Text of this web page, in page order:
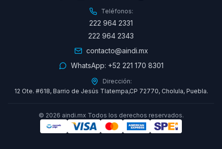
Teléfonos:
222 964 2331
222 964 2343
contacto@aindi.mx
WhatsApp: +52 221 170 8301
Dirección:
12 Ote. #618, Barrio de Jesús Tlatempa,CP 72770, Cholula, Puebla.
© 2026 aindi.mx Todos los derechos reservados.